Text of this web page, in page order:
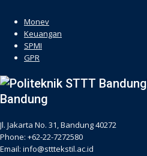
Monev
Keuangan
SPMI
GPR
Bandung
Jl. Jakarta No. 31, Bandung 40272
Phone: +62-22-7272580
Email: info@stttekstil.ac.id